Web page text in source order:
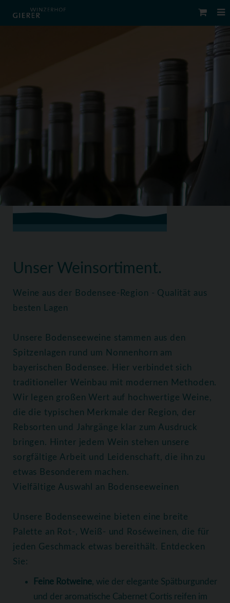
Unser Weinsortiment.
Weine aus der Bodensee-Region - Qualität aus
besten Lagen
Unsere Bodenseeweine stammen aus den
Spitzenlagen rund um Nonnenhorn am
bayerischen Bodensee. Hier verbindet sich
traditioneller Weinbau mit modernen Methoden.
Wir legen großen Wert auf hochwertige Weine,
die die typischen Merkmale der Region, der
Rebsorten und Jahrgänge klar zum Ausdruck
bringen. Hinter jedem Wein stehen unsere
sorgfältige Arbeit und Leidenschaft, die ihn zu
etwas Besonderem machen.
Vielfältige Auswahl an Bodenseeweinen
Unsere Bodenseeweine bieten eine breite
Palette an Rot-, Weiß- und Roséweinen, die für
jeden Geschmack etwas bereithält. Entdecken
Sie:
Feine Rotweine, wie der elegante Spätburgunder
und der aromatische Cabernet Cortis reifen im